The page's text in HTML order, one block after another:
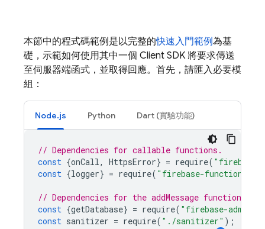
本節中的程式碼範例是以完整的快速入門範例為基
礎，示範如何使用其中一個 Client SDK 將要求傳送
至伺服器端函式，並取得回應。首先，請匯入必要模
組：
Node.js Python Dart (實驗功能)
// Dependencies for callable functions.
const {onCall, HttpsError} = require( "firebase-
const {logger} = require( "firebase-functions"
// Dependencies for the addMessage function.
const {getDatabase} = require( "firebase-admin/
const sanitizer = require( "./sanitizer" );